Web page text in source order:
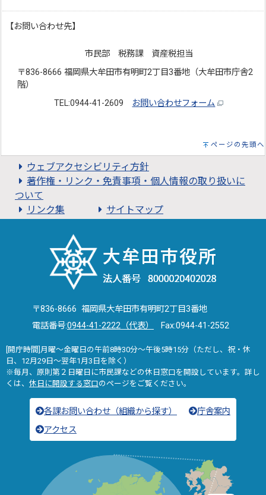
【お問い合わせ先】
市民部 税務課 資産税担当
〒836-8666 福岡県大牟田市有明町2丁目3番地（大牟田市庁舎2
階）
TEL:0944-41-2609
お問い合わせフォーム
ページの先頭へ
ウェブアクセシビリティ方針
著作権・リンク・免責事項・個人情報の取り扱いに
ついて
リンク集
サイトマップ
〒836-8666 福岡県大牟田市有明町2丁目3番地
電話番号:0944-41-2222（代表） Fax:0944-41-2552
[開庁時間]月曜～金曜日の午前8時30分～午後5時15分（ただし、祝・休
日、12月29日～翌年1月3日を除く）
※毎月、原則第２日曜日に市民課などの休日窓口を開設しています。詳し
くは、 休日に開設する窓口のページをご覧ください。
各課お問い合わせ（組織から探す）
庁舎案内
アクセス